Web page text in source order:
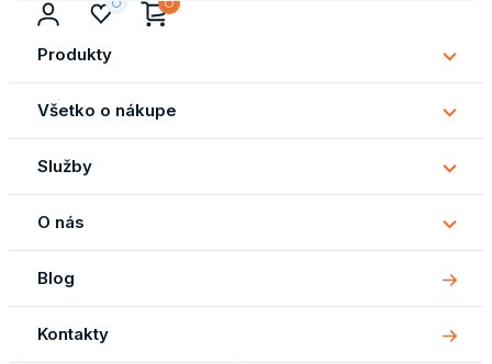
Produkty
Všetko o nákupe
o
Služby
O nás
O
nás
Blog
Kontakty